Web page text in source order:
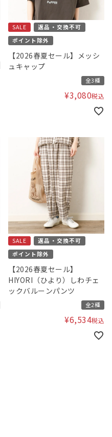
SALE
返品・交換不可
ポイント除外
【2026春夏セール】メッシ
ュキャップ
全3種
¥3,080税込
SALE
返品・交換不可
ポイント除外
【2026春夏セール】
HIYORI（ひより）しわチェ
ックバルーンパンツ
全2種
¥6,534税込